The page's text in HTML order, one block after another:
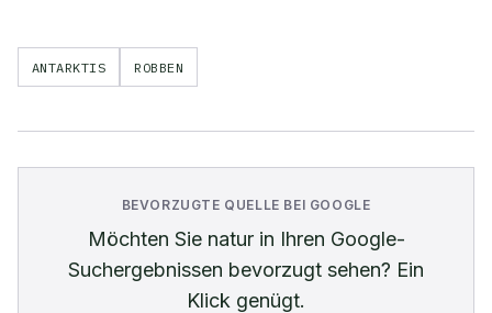
ANTARKTIS ROBBEN
BEVORZUGTE QUELLE BEI GOOGLE
Möchten Sie naturin Ihren Google-
Suchergebnissen bevorzugt sehen? Ein
Klick genügt.